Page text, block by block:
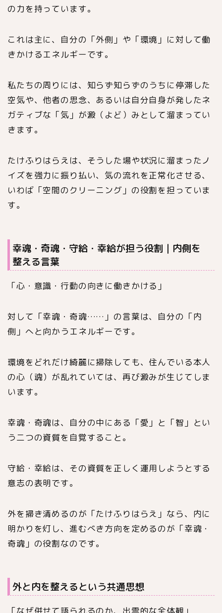
の力を持っています。
これは主に、自分の「外側」や「環境」に対して働
きかけるエネルギーです。
私たちの周りには、知らず知らずのうちに停滞した
空気や、他者の思念、あるいは自分自身が発したネ
ガティブな「気」が澱（よど）みとして溜まってい
きます。
たけふりはらえは、そうした場や状況に溜まったノ
イズを強力に振り払い、気の流れを正常化させる、
いわば「空間のクリーニング」の役割を担っていま
す。
幸魂・奇魂・守給・幸給が担う役割｜内側を
整える言葉
「心・意識・行動の向きに働きかける」
対して「幸魂・奇魂……」の言葉は、自分の「内
側」へと向かうエネルギーです。
環境をどれだけ綺麗に掃除しても、住んでいる本人
の心（魂）が乱れていては、再び澱みが生じてしま
います。
幸魂・奇魂は、自分の中にある「愛」と「智」とい
う二つの資質を自覚すること。
守給・幸給は、その資質を正しく運用しようとする
意志の表明です。
外を掃き清めるのが「たけふりはらえ」なら、内に
明かりを灯し、進むべき方向を定めるのが「幸魂・
奇魂」の役割なのです。
外と内を整えるという共通思想